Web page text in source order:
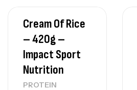
Cream Of Rice
– 420g –
Impact Sport
Nutrition
PROTEIN